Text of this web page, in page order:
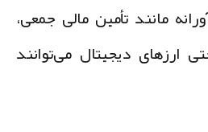
تأمین مالی جمعی،
دیجیتال می‌توانند